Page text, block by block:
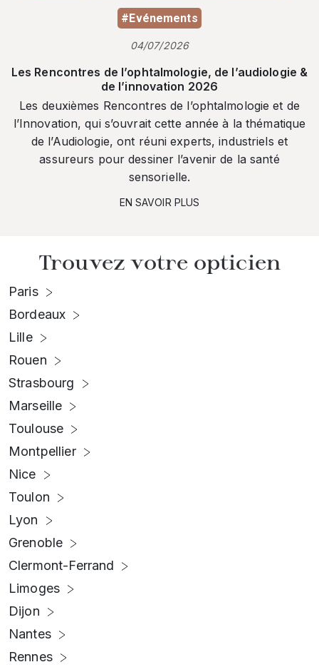
#Evénements
04/07/2026
Les Rencontres de l’ophtalmologie, de l’audiologie &
de l’innovation 2026
Les deuxièmes Rencontres de l’ophtalmologie et de
l’Innovation, qui s’ouvrait cette année à la thématique
de l’Audiologie, ont réuni experts, industriels et
assureurs pour dessiner l’avenir de la santé
sensorielle.
EN SAVOIR PLUS
Trouvez votre opticien
Paris
Bordeaux
Lille
Rouen
Strasbourg
Marseille
Toulouse
Montpellier
Nice
Toulon
Lyon
Grenoble
Clermont-Ferrand
Limoges
Dijon
Nantes
Rennes